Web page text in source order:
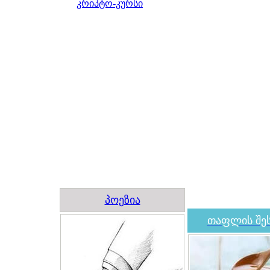
კრიპტო-კურსი
პოეზია
თაფლის